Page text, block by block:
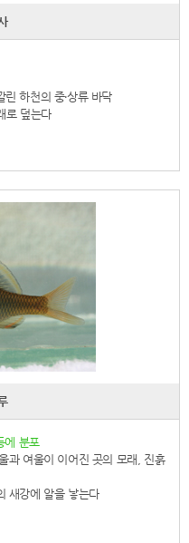
하천의 중‧상류 바닥
로 덮는다
에 분포
과 여울이 이어진 곳의 모래, 진흙
새강에 알을 낳는다